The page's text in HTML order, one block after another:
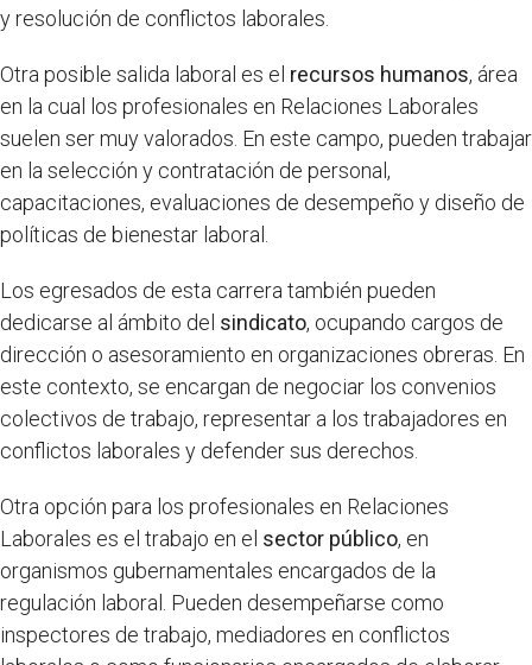
y resolución de conflictos laborales.
Otra posible salida laboral es el recursos humanos, área
en la cual los profesionales en Relaciones Laborales
suelen ser muy valorados. En este campo, pueden trabajar
en la selección y contratación de personal,
capacitaciones, evaluaciones de desempeño y diseño de
políticas de bienestar laboral.
Los egresados de esta carrera también pueden
dedicarse al ámbito del sindicato, ocupando cargos de
dirección o asesoramiento en organizaciones obreras. En
este contexto, se encargan de negociar los convenios
colectivos de trabajo, representar a los trabajadores en
conflictos laborales y defender sus derechos.
Otra opción para los profesionales en Relaciones
Laborales es el trabajo en el sector público, en
organismos gubernamentales encargados de la
regulación laboral. Pueden desempeñarse como
inspectores de trabajo, mediadores en conflictos